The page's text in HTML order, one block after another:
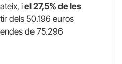
iel 27,5% de les
dels 50.196 euros
de 75.296